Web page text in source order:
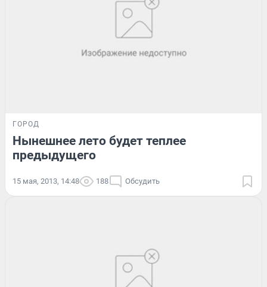
ГОРОД
Нынешнее лето будет теплее
предыдущего
15 мая, 2013, 14:48 188 Обсудить